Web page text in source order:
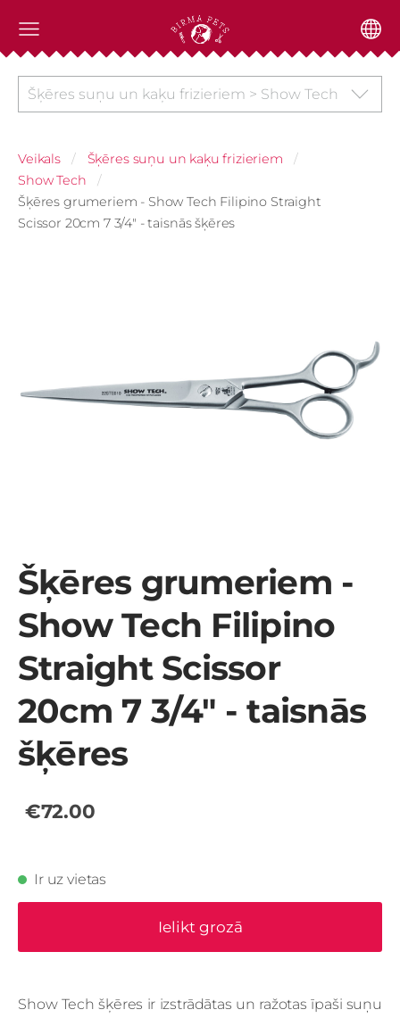
Šķēres suņu un kaķu frizieriem > Show Tech
Veikals
Šķēres suņu un kaķu frizieriem
Show Tech
Šķēres grumeriem - Show Tech Filipino Straight
Scissor 20cm 7 3/4" - taisnās šķēres
Šķēres grumeriem -
Show Tech Filipino
Straight Scissor
20cm 7 3/4" - taisnās
šķēres
€72.00
Ir uz vietas
Ielikt grozā
Show Tech šķēres ir izstrādātas un ražotas īpaši suņu